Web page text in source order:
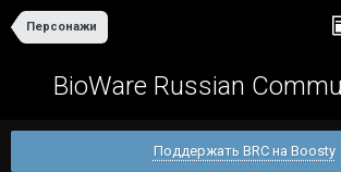
Персонажи
BioWare Russian
Поддержать BRC на Boosty